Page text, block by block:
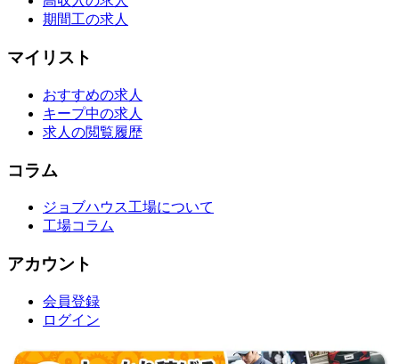
期間工の求人
マイリスト
おすすめの求人
キープ中の求人
求人の閲覧履歴
コラム
ジョブハウス工場について
工場コラム
アカウント
会員登録
ログイン